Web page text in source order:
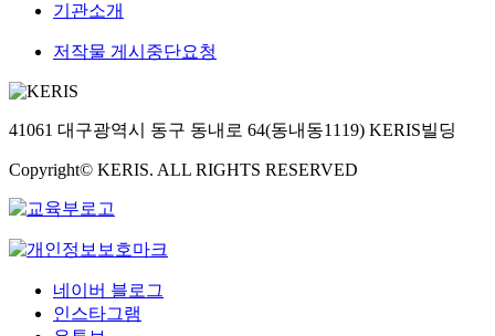
기관소개
저작물 게시중단요청
41061 대구광역시 동구 동내로 64(동내동1119) KERIS빌딩
Copyright© KERIS. ALL RIGHTS RESERVED
네이버 블로그
인스타그램